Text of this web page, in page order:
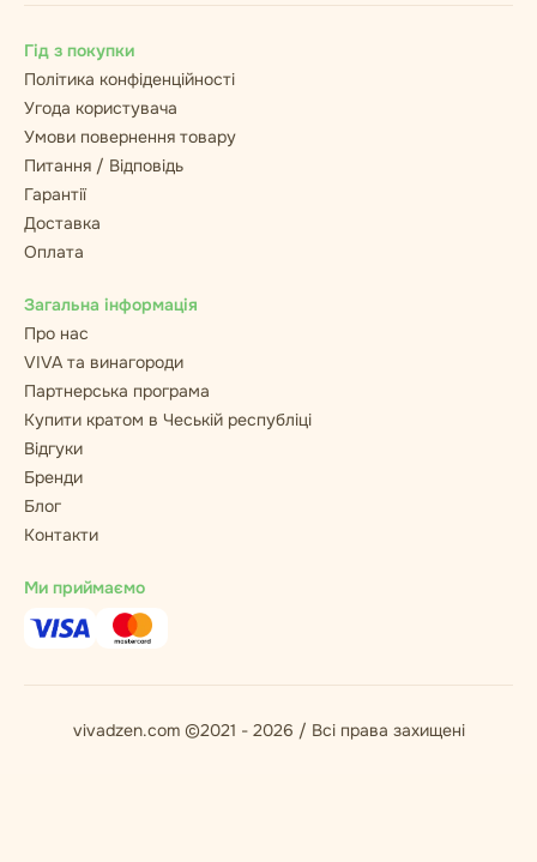
Гід з покупки
Політика конфіденційності
Угода користувача
Умови повернення товару
Питання / Відповідь
Гарантії
Доставка
Оплата
Загальна інформація
Про нас
VIVA та винагороди
Партнерська програма
Купити кратом в Чеській республіці
Відгуки
Бренди
Блог
Контакти
Ми приймаємо
vivadzen.com ©2021 - 2026 / Всі права захищені